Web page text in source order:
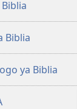
Ntoto
ya
Mpa
2015)
Biblia
ya Biblia